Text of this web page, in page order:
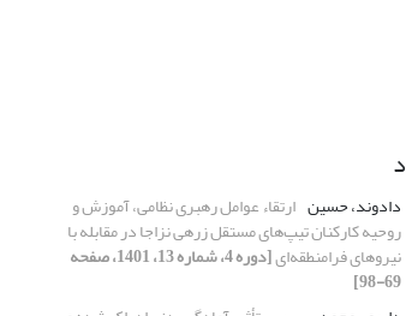
د
دادوند، حسین ارتقاء عوامل رهبری نظامی، آموزش و
روحیه کارکنان تیپ‌های مستقل زرهی نزاجا در مقابله با
نیروهای فرامنطقه‌ای [دوره 4، شماره 13، 1401، صفحه
69-98]